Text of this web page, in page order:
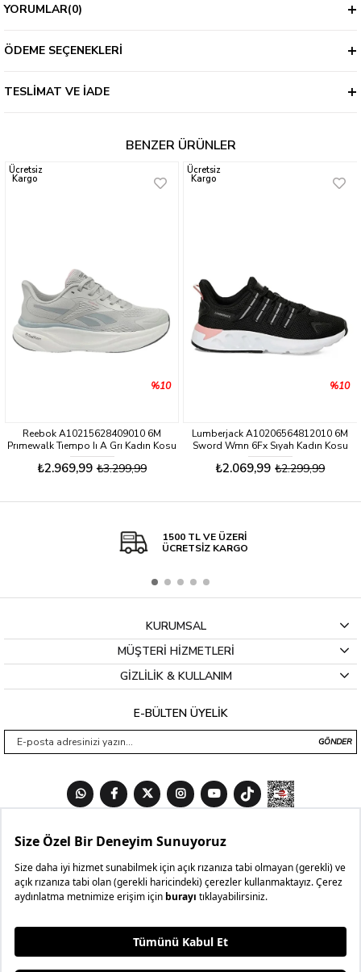
Teknolojileri:
FloatPro:trade_mark: Foam: Hafifliği ve uzun süreli konforu bir araya
Cleansport NXT:trade_mark:: Doğal koku kontrolü sağlayarak hijyenik
Katalog: 1H25 APAC Footwear, 1H25 EMEA Footwear, 2H25 EMEA
Cinsiyet: Kadın
YORUMLAR(0)
ÖDEME SEÇENEKLERI
TESLIMAT VE İADE
BENZER ÜRÜNLER
Reebok A10215628409010 6M
Prımewalk Tıempo Iı A Grı Kadın Kosu
Ayakkabısı
₺2.969,99 ₺3.299,99
%10
Ücretsiz
Kargo
Lumberjack A10206564812010 6M
Sword Wmn 6Fx Sıyah Kadın Kosu
Ayakkabısı
₺2.069,99 ₺2.299,99
%10
Ücretsiz
Kargo
1500 TL VE ÜZERİ
ÜCRETSİZ KARGO
KURUMSAL
MÜŞTERİ HİZMETLERİ
GİZLİLİK & KULLANIM
E-BÜLTEN ÜYELİK
GÖNDER